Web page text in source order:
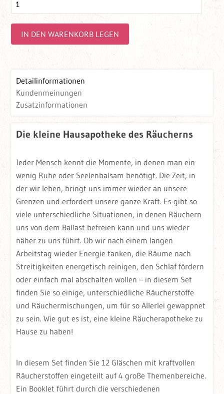
IN DEN WARENKORB LEGEN
Detailinformationen
Kundenmeinungen
Zusatzinformationen
Die kleine Hausapotheke des Räucherns
Jeder Mensch kennt die Momente, in denen man ein
wenig Ruhe oder Seelenbalsam benötigt. Die Zeit, in
der wir leben, bringt uns immer wieder an unsere
Grenzen und erfordert unsere ganze Kraft. Es gibt so
viele unterschiedliche Situationen, in denen Räuchern
uns von dem Ballast befreien kann und uns wieder
näher zu uns führt. Ob wir nach einem langen
Arbeitstag wieder Energie tanken, die Räume nach
Streitigkeiten energetisch reinigen, den Schlaf fördern
oder einfach mal abschalten wollen – in diesem Set
finden Sie so einige, unterschiedliche Räucherstoffe
und Räuchermischungen, um für so Allerlei gewappnet
zu sein. Wie gut es ist, eine kleine Räucherapotheke zu
Hause zu haben!
In diesem Set finden Sie 12 Gläschen mit kraftvollen
Räucherstoffen eingeteilt auf 4 große Themenbereiche.
Ein Booklet führt durch die verschiedenen